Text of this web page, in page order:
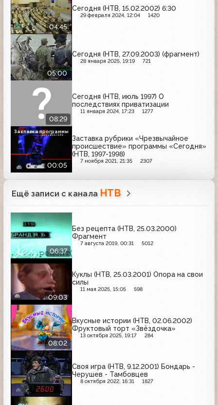
04:45
Сегодня (НТВ, 15.02.2002) 6:30
29 февраля 2024, 12:04 1420
05:00
Сегодня (НТВ, 27.09.2003) (фрагмент)
28 января 2025, 19:19 721
08:29
Сегодня (НТВ, июль 1997) О
последствиях приватизации
11 января 2024, 17:23 1277
00:05
Заставка рубрики «Чрезвычайное
происшествие» программы «Сегодня»
(НТВ, 1997-1998)
7 ноября 2021, 21:35 2307
Заставка программы
Ещё записи с канала НТВ
06:37
Без рецепта (НТВ, 25.03.2000)
Фрагмент
7 августа 2019, 00:31 5012
09:03
Куклы (НТВ, 25.03.2001) Опора на свои
силы
11 мая 2025, 15:05 598
08:02
Вкусные истории (НТВ, 02.06.2002)
Фруктовый торт «Звёздочка»
13 октября 2025, 19:17 284
Своя игра (НТВ, 9.12.2001) Бондарь -
Черушев - Тамбовцев
8 октября 2022, 16:31 1827